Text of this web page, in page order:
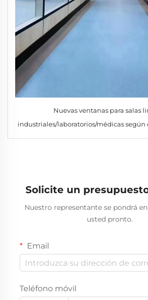
Nuevas ventanas para salas
industriales/laboratorios/médicas según
SHARBON, en acero
Solicite un
Nuestro representante se pondrá
usted pronto.
Email
Teléfono móvil